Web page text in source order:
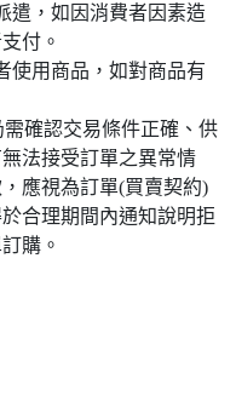
遣，如因消費者因素造
付。
使用商品，如對商品有
確認交易條件正確、供
法接受訂單之異常情
應視為訂單(買賣契約)
合理期間內通知說明拒
購。